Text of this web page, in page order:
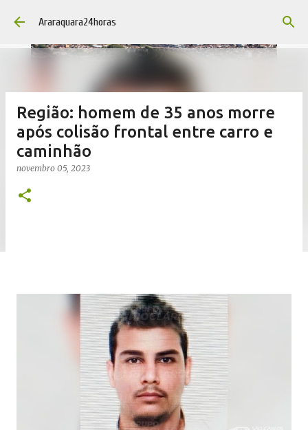
Pular para o conteúdo principal
Araraquara24horas
Região: homem de 35 anos morre
após colisão frontal entre carro e
caminhão
novembro 05, 2023